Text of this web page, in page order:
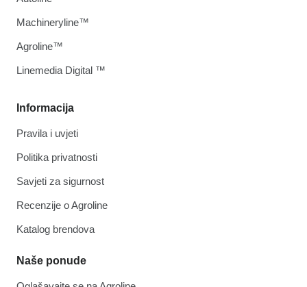
Informacija
Pravila i uvjeti
Politika privatnosti
Savjeti za sigurnost
Recenzije o Agroline
Katalog brendova
Naše ponude
Machineryline™
Agroline™
Linemedia Digital ™